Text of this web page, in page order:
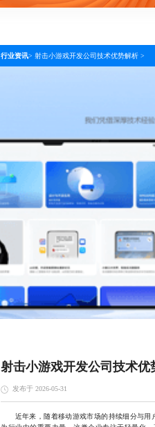
行业资讯> 射击小游戏开发公司技术优势解析 >
射击小游戏开发公司技术优
发布于 2026-05-31
近年来，随着移动游戏市场的持续细分与用